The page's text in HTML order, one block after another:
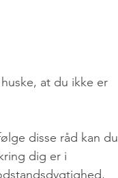
at du ikke er
disse råd kan du
dig er i